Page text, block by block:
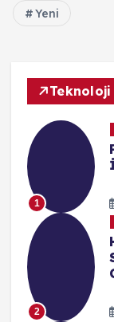
Yeni
Teknoloji
1
2